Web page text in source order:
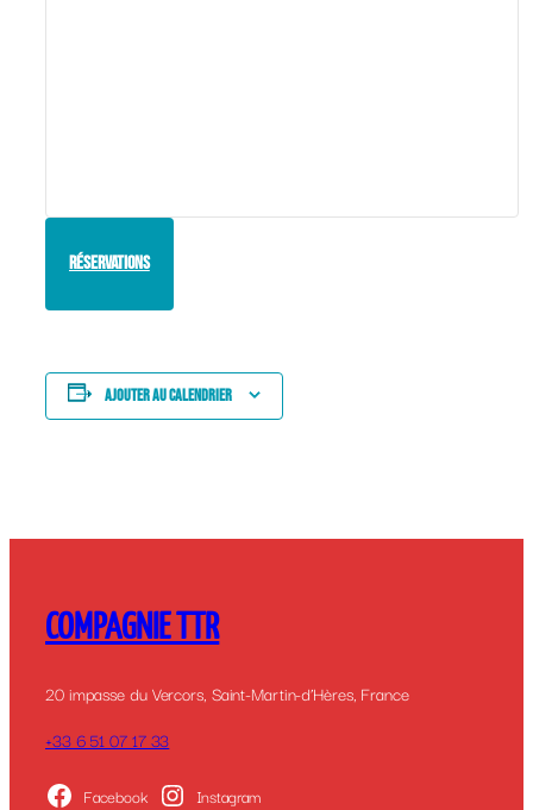
Réservations
Ajouter au calendrier
COMPAGNIE TTR
20 impasse du Vercors, Saint-Martin-d’Hères, France
+33 6 51 07 17 33
Facebook Instagram